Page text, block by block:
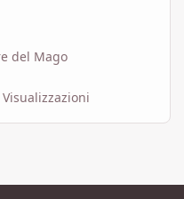
del Mago
Visualizzazioni